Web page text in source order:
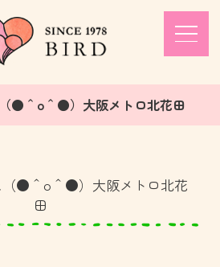
●＾o＾●）大阪メトロ北花田
●＾o＾●）大阪メトロ北花
田